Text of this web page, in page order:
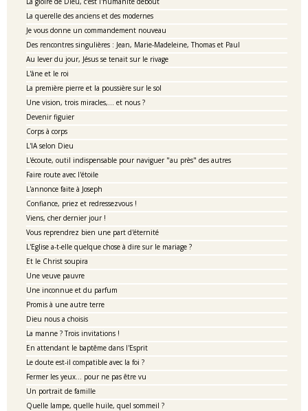
La querelle des anciens et des modernes
Je vous donne un commandement nouveau
Des rencontres singulières : Jean, Marie-Madeleine, Thomas et Paul
Au lever du jour, Jésus se tenait sur le rivage
L'âne et le roi
La première pierre et la poussière sur le sol
Une vision, trois miracles,... et nous ?
Devenir figuier
Corps à corps
L'IA selon Dieu
L'écoute, outil indispensable pour naviguer "au près" des autres
Faire route avec l'étoile
L'annonce faite à Joseph
Confiance, priez et redressezvous !
Viens, cher dernier jour !
Vous reprendrez bien une part d'éternité
L'Eglise a-t-elle quelque chose à dire sur le mariage ?
Et le Christ soupira
Une veuve pauvre
Une inconnue et du parfum
Promis à une autre terre
Dieu nous a choisis
La manne ? Trois invitations !
En attendant le baptême dans l'Esprit
Le doute est-il compatible avec la foi ?
Fermer les yeux... pour ne pas être vu
Un portrait de famille
Quelle lampe, quelle huile, quel sommeil ?